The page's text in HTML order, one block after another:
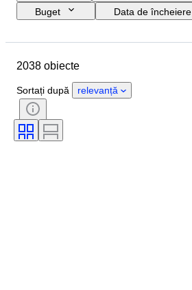
Buget
Data de încheiere
Material
Perioadă
Certificare
Culoare
Formă
2038 obiecte
Sortați după relevanță